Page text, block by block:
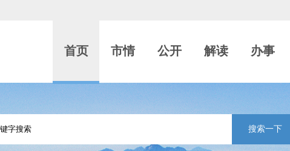
首页 市情 公开 解读 办事
搜索一下